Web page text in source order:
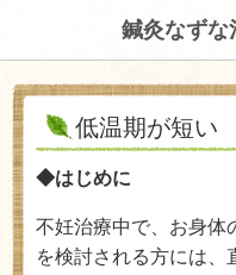
鍼灸なずな
低温期が短い
◆はじめに
不妊治療中で、お身体
を検討される方には、